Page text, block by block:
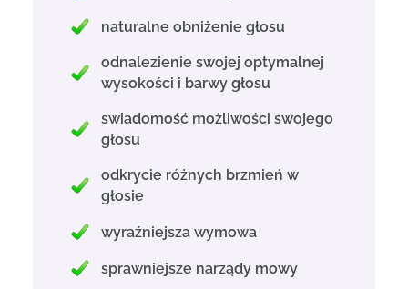
naturalne obniżenie głosu
odnalezienie swojej optymalnej
wysokości i barwy głosu
swiadomość możliwości swojego
głosu
odkrycie różnych brzmień w
głosie
wyraźniejsza wymowa
sprawniejsze narządy mowy